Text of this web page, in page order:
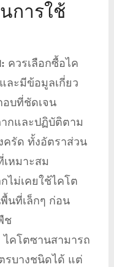
การใช้
ควรเลือกซื้อไค
ละมีข้อมูลเกี่ยว
อบที่ชัดเจน
กและปฏิบัติตาม
ครัด ทั้งอัตราส่วน
เหมาะสม
ไม่เคยใช้ไคโต
นที่เล็กๆ ก่อน
ช
ไคโตซานสามารถ
รบางชนิดได้ แต่